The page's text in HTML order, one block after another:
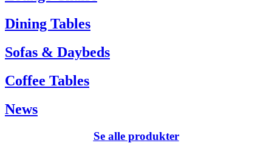
Dining Tables
Sofas & Daybeds
Coffee Tables
News
Se alle produkter